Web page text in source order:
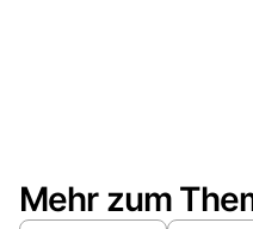
Mehr zum